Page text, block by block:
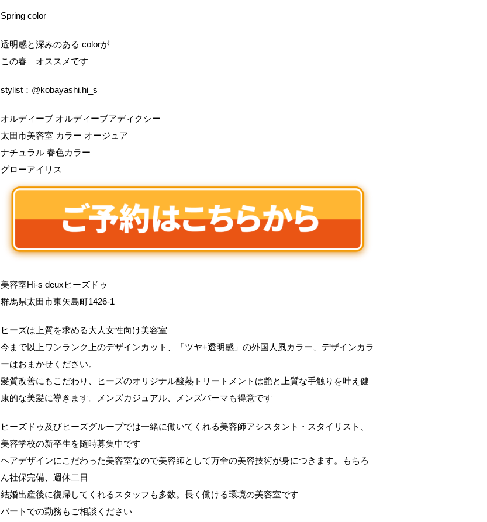
Spring color
透明感と深みのある colorが
この春 オススメです
stylist：@kobayashi.hi_s
オルディーブ オルディーブアディクシー
太田市美容室 カラー オージュア
ナチュラル 春色カラー
グローアイリス
美容室Hi-s deuxヒーズドゥ
群馬県太田市東矢島町1426-1
ヒーズは上質を求める大人女性向け美容室
今まで以上ワンランク上のデザインカット、「ツヤ+透明感」の外国人風カラー、デザインカラ
ーはおまかせください。
髪質改善にもこだわり、ヒーズのオリジナル酸熱トリートメントは艶と上質な手触りを叶え健
康的な美髪に導きます。メンズカジュアル、メンズパーマも得意です
ヒーズドゥ及びヒーズグループでは一緒に働いてくれる美容師アシスタント・スタイリスト、
美容学校の新卒生を随時募集中です
ヘアデザインにこだわった美容室なので美容師として万全の美容技術が身につきます。もちろ
ん社保完備、週休二日
結婚出産後に復帰してくれるスタッフも多数。長く働ける環境の美容室です
パートでの勤務もご相談ください